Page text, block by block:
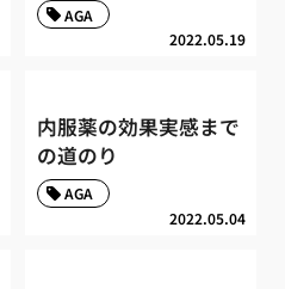
2022.05.19
AGA
内服薬の効果実感まで
の道のり
2022.05.04
AGA